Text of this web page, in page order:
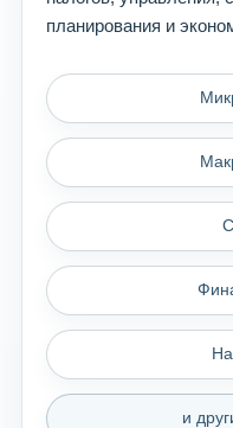
планирования и
и